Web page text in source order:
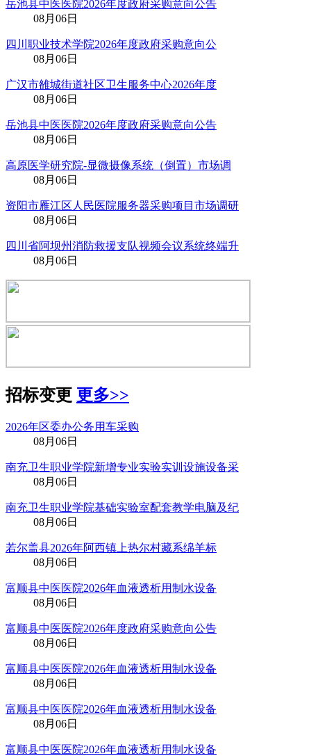
岳池县中医医院2026年度政府采购意向公告
08月06日
四川职业技术学院2026年度政府采购意向公
08月06日
广汉市雒城街道社区卫生服务中心2026年度
08月06日
岳池县中医医院2026年度政府采购意向公告
08月06日
高原医学研究院-显微摄像系统（倒置）市场调
08月06日
资阳市雁江区人民医院服务器采购项目市场调研
08月06日
四川省阿坝州消防救援支队视频会议系统终端升
08月06日
招标变更 更多>>
2026年区委办公务用车采购
08月06日
南充卫生职业学院新增专业实验实训设施设备采
08月06日
南充卫生职业学院基础实验室配套教学电脑及纪
08月06日
若尔盖县2026年阿西镇上热尔村藏系绵羊标
08月06日
富顺县中医医院2026年血液透析用制水设备
08月06日
富顺县中医医院2026年度政府采购意向公告
08月06日
富顺县中医医院2026年血液透析用制水设备
08月06日
富顺县中医医院2026年血液透析用制水设备
08月06日
富顺县中医医院2026年血液透析用制水设备